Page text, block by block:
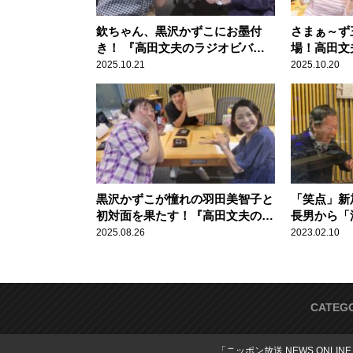
欽ちゃん、黒沢かずこにお墨付
き！ 『高田文夫のラジオビバリ
ー昼ズ』
2025.10.21
さまぁ～
場！高田
『高田文
ズ』
2025.10.20
黒沢かずこが憧れの羽田美智子と
初対面を果たす！『高田文夫のラ
ジオビバリー昼ズ』
2025.08.26
「笑点」
長男から
ょう」と
2023.02.10
「ニッポン放送 NEWS